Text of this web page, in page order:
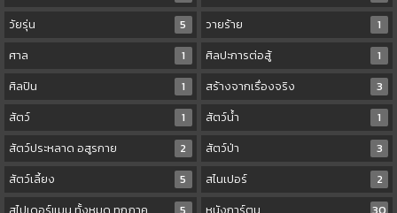
วัยรุ่น
5 วายร้าย
1
ศาล
1 ศิลปะการต่อสู้
1
ศิลปิน
1 สร้างจากเรื่องจริง
3
สัตว์
1 สัตว์น้ำ
1
สัตว์ประหลาด อสูรกาย
2 สัตว์ป่า
3
สัตว์เลี้ยง
5 สไนเปอร์
2